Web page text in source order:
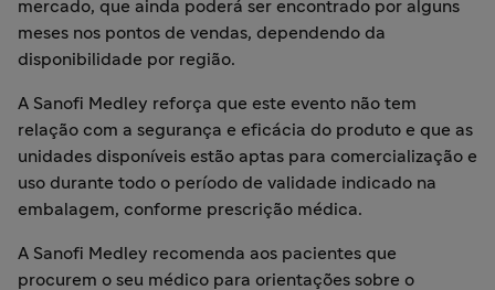
mercado, que ainda poderá ser encontrado por alguns
meses nos pontos de vendas, dependendo da
disponibilidade por região.
A Sanofi Medley reforça que este evento não tem
relação com a segurança e eficácia do produto e que as
unidades disponíveis estão aptas para comercialização e
uso durante todo o período de validade indicado na
embalagem, conforme prescrição médica.
A Sanofi Medley recomenda aos pacientes que
procurem o seu médico para orientações sobre o